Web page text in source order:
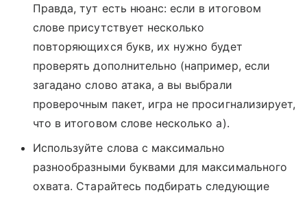
Правда, тут есть нюанс: если в итоговом
слове присутствует несколько
повторяющихся букв, их нужно будет
проверять дополнительно (например, если
загадано слово атака, а вы выбрали
проверочным пакет, игра не просигнализирует,
что в итоговом слове несколько а).
Используйте слова с максимально
разнообразными буквами для максимального
охвата. Старайтесь подбирать следующие